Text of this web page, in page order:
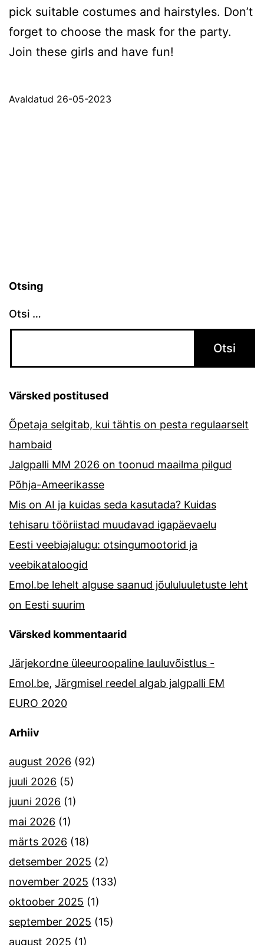
pick suitable costumes and hairstyles. Don’t
forget to choose the mask for the party.
Join these girls and have fun!
Avaldatud 26-05-2023
Otsing
Otsi …
Värsked postitused
Õpetaja selgitab, kui tähtis on pesta regulaarselt
hambaid
Jalgpalli MM 2026 on toonud maailma pilgud
Põhja-Ameerikasse
Mis on AI ja kuidas seda kasutada? Kuidas
tehisaru tööriistad muudavad igapäevaelu
Eesti veebiajalugu: otsingumootorid ja
veebikataloogid
Emol.be lehelt alguse saanud jõululuuletuste leht
on Eesti suurim
Värsked kommentaarid
Järjekordne üleeuroopaline lauluvõistlus -
Emol.be, Järgmisel reedel algab jalgpalli EM
EURO 2020
Arhiiv
august 2026 (92)
juuli 2026 (5)
juuni 2026 (1)
mai 2026 (1)
märts 2026 (18)
detsember 2025 (2)
november 2025 (133)
oktoober 2025 (1)
september 2025 (15)
august 2025 (1)